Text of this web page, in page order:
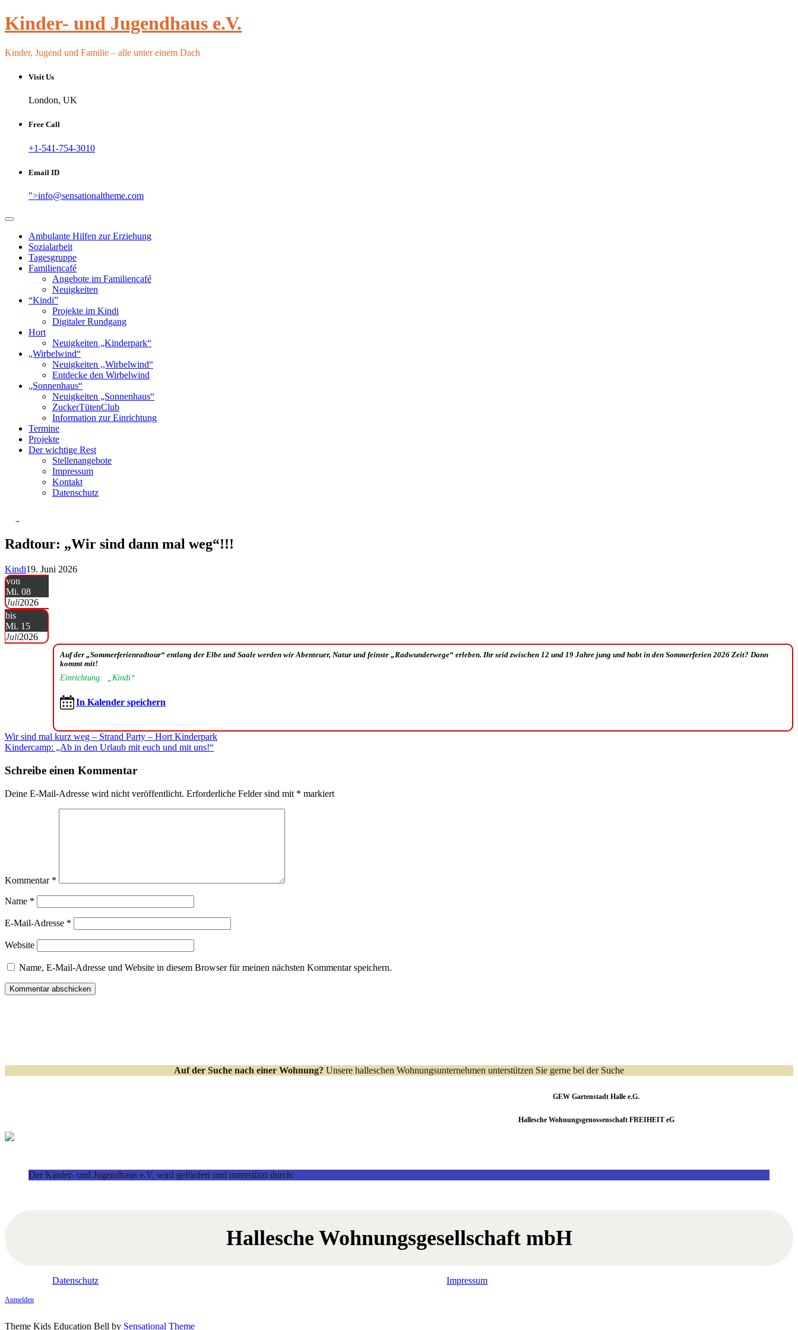
Skip
to
Kinder- und Jugendhaus e.V.
Kinder, Jugend und Familie – alle unter einem Dach
Visit Us
London, UK
Free Call
+1-541-754-3010
Email ID
">info@sensationaltheme.com
Ambulante Hilfen zur Erziehung
Sozialarbeit
Tagesgruppe
Familiencafé
Angebote im Familiencafé
Neuigkeiten
“Kindi”
Projekte im Kindi
Digitaler Rundgang
Hort
Neuigkeiten „Kinderpark“
„Wirbelwind“
Neuigkeiten ,,Wirbelwind“
Entdecke den Wirbelwind
„Sonnenhaus“
Neuigkeiten „Sonnenhaus“
ZuckerTütenClub
Information zur Einrichtung
Termine
Projekte
Der wichtige Rest
Stellenangebote
Impressum
Kontakt
Datenschutz
Radtour: „Wir sind dann mal weg“!!!
Kindi19. Juni 2026
von
Mi. 08
Juli2026
bis
Mi. 15
Juli2026
Auf der „Sommerferienradtour“ entlang der Elbe und Saale werden wir Abenteuer, Natur und feinste „Radwunderwege“ erleben. Ihr seid zwischen 12 und 19 Jahre jung und habt in den Sommerferien 2026 Zeit? Dann
kommt mit!
Einrichtung: „Kindi“
In Kalender speichern
Beitragsnavigation
Wir sind mal kurz weg – Strand Party – Hort Kinderpark
Kindercamp: „Ab in den Urlaub mit euch und mit uns!“
Schreibe einen Kommentar
Deine E-Mail-Adresse wird nicht veröffentlicht. Erforderliche Felder sind mit * markiert
Kommentar *
Name *
E-Mail-Adresse *
Website
Name, E-Mail-Adresse und Website in diesem Browser für meinen nächsten Kommentar speichern.
Auf der Suche nach einer Wohnung? Unsere halleschen Wohnungsunternehmen unterstützen Sie gerne bei der Suche
GEW Gartenstadt Halle e.G.
Hallesche Wohnungsgenossenschaft FREIHEIT eG
Der Kinder- und Jugendhaus e.V. wird gefördert und unterstützt durch:
Hallesche Wohnungsgesellschaft mbH
Datenschutz Impressum
Anmelden
Theme Kids Education Bell by Sensational Theme